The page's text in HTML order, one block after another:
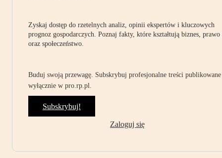
Zyskaj dostęp do rzetelnych analiz, opinii ekspertów i kluczowych
prognoz gospodarczych. Poznaj fakty, które kształtują biznes, prawo
oraz społeczeństwo.
Buduj swoją przewagę. Subskrybuj profesjonalne treści publikowane
wyłącznie w pro.rp.pl.
Subskrybuj!
Zaloguj się